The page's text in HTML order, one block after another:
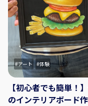
の同伴が必要です。） ♢参加人数♢ 最大4名様まで ♢すずの木
アートデザインについ
体験希望があれば開催し
問い合わせください。 お
info@suzunokiartd.com ♢SNSはこちら♢ 【公式Ｈ
https://
https://
https://
https://twitter.com/
アート 体験
【初心者でも簡単
のインテリアボード